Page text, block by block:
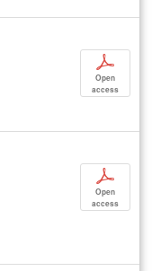
p
Open
access
p
Open
access